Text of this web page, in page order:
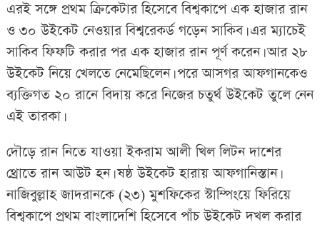
এরই সঙ্গে প্রথম ক্রিকেটার হিসেবে বিশ্বকাপে এক হাজার রান
ও ৩০ উইকেট নেওয়ার বিশ্বরেকর্ড গড়েন সাকিব। এর ম্যাচেই
সাকিব ফিফটি করার পর এক হাজার রান পূর্ণ করেন। আর ২৮
উইকেট নিয়ে খেলতে নেমেছিলেন। পরে আসগর আফগানকেও
ব্যক্তিগত ২০ রানে বিদায় করে নিজের চতুর্থ উইকেট তুলে নেন
এই তারকা।
দৌড়ে রান নিতে যাওয়া ইকরাম আলী খিল লিটন দাশের
থ্রোতে রান আউট হন। ষষ্ঠ উইকেট হারায় আফগানিস্তান।
নাজিবুল্লাহ জাদরানকে (২৩) মুশফিকের স্টাম্পিংয়ে ফিরিয়ে
বিশ্বকাপে প্রথম বাংলাদেশি হিসেবে পাঁচ উইকেট দখল করার